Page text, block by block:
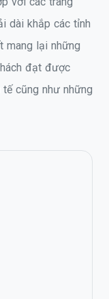
dài khắp các tỉnh
mang lại những
đạt được
cũng như những